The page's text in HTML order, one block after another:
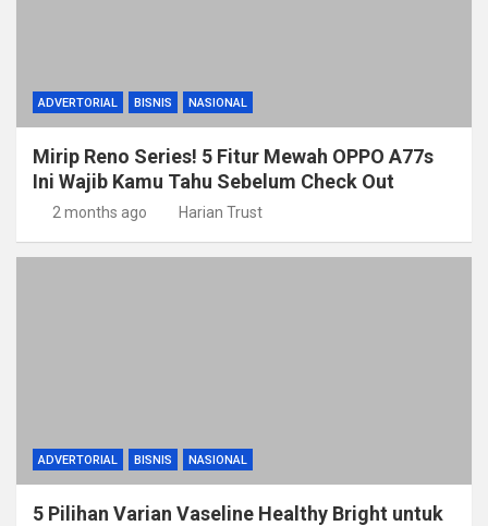
ADVERTORIAL BISNIS NASIONAL
Mirip Reno Series! 5 Fitur Mewah OPPO A77s
Ini Wajib Kamu Tahu Sebelum Check Out
2 months ago Harian Trust
ADVERTORIAL BISNIS NASIONAL
5 Pilihan Varian Vaseline Healthy Bright untuk